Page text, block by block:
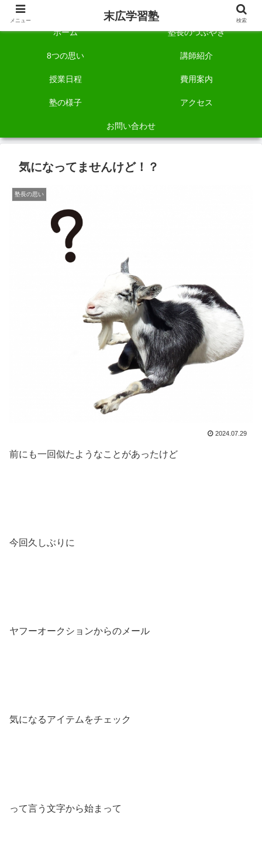
自称「一宮でいちばん塾で勉強させる塾」です。
ホーム 塾長のつぶやき
8つの思い 講師紹介
授業日程 費用案内
塾の様子 アクセス
お問い合わせ
気になってませんけど！？
塾長の思い
2024.07.29
前にも一回似たようなことがあったけど
今回久しぶりに
ヤフーオークションからのメール
気になるアイテムをチェック
って言う文字から始まって
メニュー 末広学習塾 検索